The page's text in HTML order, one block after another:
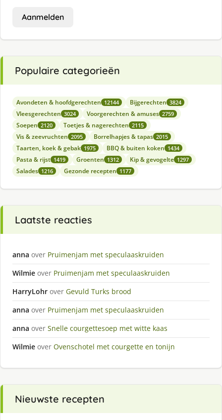
Aanmelden
Populaire categorieën
Avondeten & hoofdgerechten 12144 Bijgerechten 3824
Vleesgerechten 3024 Voorgerechten & amuses 2759
Soepen 2120 Toetjes & nagerechten 2115
Vis & zeevruchten 2095 Borrelhapjes & tapas 2015
Taarten, koek & gebak 1975 BBQ & buiten koken 1434
Pasta & rijst 1419 Groenten 1312 Kip & gevogelte 1297
Salades 1216 Gezonde recepten 1177
Laatste reacties
anna over Pruimenjam met speculaaskruiden
Wilmie over Pruimenjam met speculaaskruiden
HarryLohr over Gevuld Turks brood
anna over Pruimenjam met speculaaskruiden
anna over Snelle courgettesoep met witte kaas
Wilmie over Ovenschotel met courgette en tonijn
Nieuwste recepten